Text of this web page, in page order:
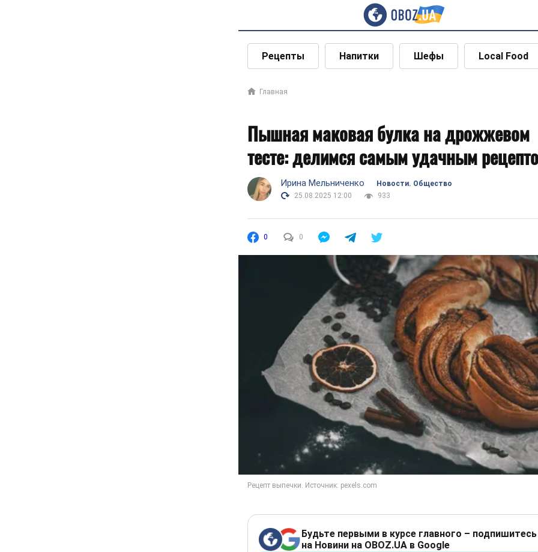
Рецепты Напитки Шефы Local Food
Главная
Пышная маковая булка на дрожжевом
тесте: делимся самым удачным
Ирина Мельниченко
Новости. Общество
25.08.2025 12:00
933
0 0
Будьте первыми в курсе главного – подпишитесь
на Новини на OBOZ.UA в Google